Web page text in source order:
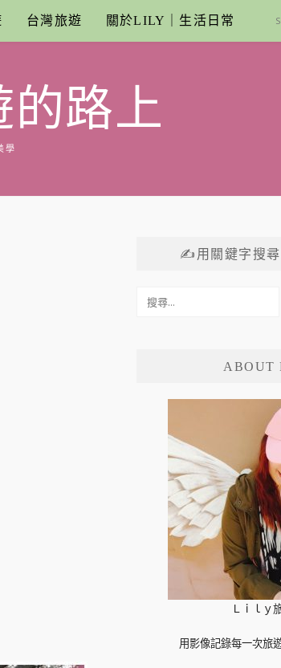
台灣旅遊 關於LILY｜生活日常
的路上
學
✍用關鍵字搜
ABOUT
Ｌｉｌｙ
用影像記錄每一次旅